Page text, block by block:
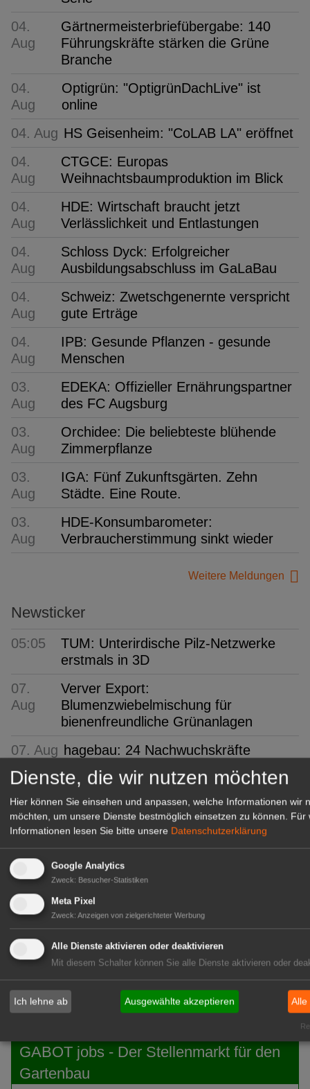
04.
Aug
Gärtnermeisterbriefübergabe: 140
Führungskräfte stärken die Grüne
Branche
04.
Aug
Optigrün: "OptigrünDachLive" ist
online
04. Aug HS Geisenheim: "CoLAB LA" eröffnet
04.
Aug
CTGCE: Europas
Weihnachtsbaumproduktion im Blick
04.
Aug
HDE: Wirtschaft braucht jetzt
Verlässlichkeit und Entlastungen
04.
Aug
Schloss Dyck: Erfolgreicher
Ausbildungsabschluss im GaLaBau
04.
Aug
Schweiz: Zwetschgenernte verspricht
gute Erträge
04.
Aug
IPB: Gesunde Pflanzen - gesunde
Menschen
03.
Aug
EDEKA: Offizieller Ernährungspartner
des FC Augsburg
03.
Aug
Orchidee: Die beliebteste blühende
Zimmerpflanze
03.
Aug
IGA: Fünf Zukunftsgärten. Zehn
Städte. Eine Route.
03.
Aug
HDE-Konsumbarometer:
Verbraucherstimmung sinkt wieder
Weitere Meldungen
Newsticker
05:05
TUM: Unterirdische Pilz-Netzwerke
erstmals in 3D
07.
Aug
Verver Export:
Blumenzwiebelmischung für
bienenfreundliche Grünanlagen
07. Aug hagebau: 24 Nachwuchskräfte
07.
Aug
Niedersachsen: Lieblingsbeere ist die
Heidelbeere
07. Aug FLORUM 2026: 27 Fachaussteller
07.
Aug
Gartenbau-Versicherung: Erneut mit
Assekurata-Reating A++
ausgezeichnet
07. Aug SYLVA: Baumschule seit 250 Jahren
07.
Aug
BuGG: Gebäudegrün als
bedeutendes Geschäftsfeld
GABOT-Newsletter hier kostenfrei abonnieren!
GABOT jobs - Der Stellenmarkt für den
Gartenbau
Dienste, die wir nutzen möchten
Hier können Sie einsehen und anpassen, welche Informationen wir
möchten, um unsere Dienste bestmöglich einsetzen zu können.
Für
Informationen lesen Sie bitte unsere Datenschutzerklärung
Google Analytics
Zweck: Besucher-Statistiken
Meta Pixel
Zweck: Anzeigen von zielgerichteter Werbung
Alle Dienste aktivieren oder deaktivieren
Mit diesem Schalter können Sie alle Dienste aktivieren oder
Ich lehne ab Ausgewählte akzeptieren Alle